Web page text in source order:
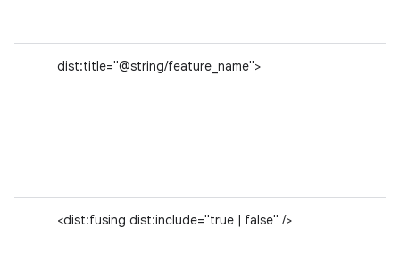
dist:title="@string/feature_name">
<dist:fusing dist:include="true | false" />